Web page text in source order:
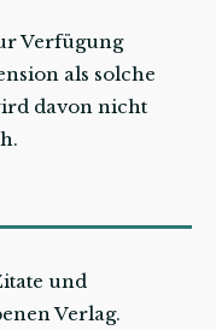
Verfügung
als solche
davon nicht
und
Verlag.